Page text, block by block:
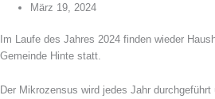
März 19, 2024
Im Laufe des Jahres 2024 finden wieder
Gemeinde Hinte statt.
Der Mikrozensus wird jedes Jahr